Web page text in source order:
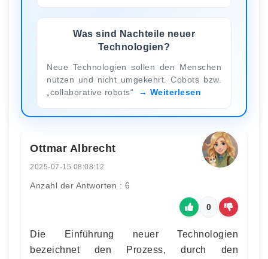
Was sind Nachteile neuer
Technologien?
Neue Technologien sollen den Menschen
nutzen und nicht umgekehrt. Cobots bzw.
„collaborative robots“
Weiterlesen
Ottmar Albrecht
2025-07-15 08:08:12
Anzahl der Antworten : 6
0
Die Einführung neuer Technologien
bezeichnet den Prozess, durch den